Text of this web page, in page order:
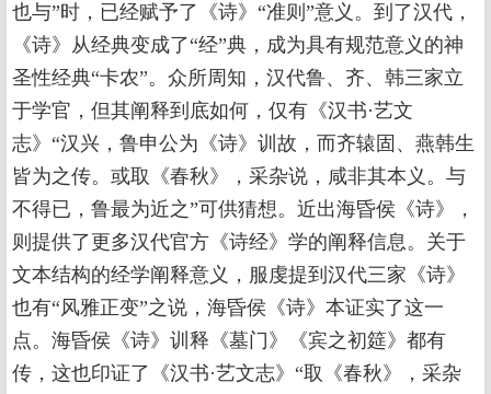
也与”时，已经赋予了《诗》“准则”意义。到了汉代，
《诗》从经典变成了“经”典，成为具有规范意义的神
圣性经典“卡农”。众所周知，汉代鲁、齐、韩三家立
于学官，但其阐释到底如何，仅有《汉书·艺文
志》“汉兴，鲁申公为《诗》训故，而齐辕固、燕韩生
皆为之传。或取《春秋》，采杂说，咸非其本义。与
不得已，鲁最为近之”可供猜想。近出海昏侯《诗》，
则提供了更多汉代官方《诗经》学的阐释信息。关于
文本结构的经学阐释意义，服虔提到汉代三家《诗》
也有“风雅正变”之说，海昏侯《诗》本证实了这一
点。海昏侯《诗》训释《墓门》《宾之初筵》都有
传，这也印证了《汉书·艺文志》“取《春秋》，采杂